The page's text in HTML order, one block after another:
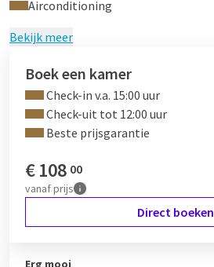
Airconditioning
Bekijk meer
Boek een kamer
Check-in v.a. 15:00 uur
Check-uit tot 12:00 uur
Beste prijsgarantie
€108 00
vanafprijs
Direct boeken
Erg mooi